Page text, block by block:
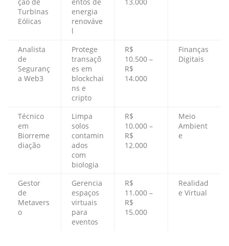
Turbinas
Eólicas
energia
renováve
l
Analista
de
Seguranç
a Web3
Protege
transaçõ
es em
blockchai
ns e
cripto
R$
10.500 –
R$
14.000
Finanças
Digitais
Técnico
em
Biorreme
diação
Limpa
solos
contamin
ados
com
biologia
R$
10.000 –
R$
12.000
Meio
Ambient
e
Gestor
de
Metavers
o
Gerencia
espaços
virtuais
para
eventos
R$
11.000 –
R$
15.000
Realidad
e Virtual